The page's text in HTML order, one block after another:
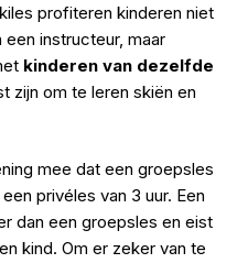
profiteren kinderen niet
instructeur, maar
kinderen van dezelfde
zijn om te leren skiën en
mee dat een groepsles
privéles van 3 uur. Een
dan een groepsles en eist
kind. Om er zeker van te